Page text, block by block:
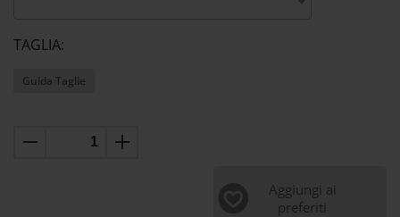
TAGLIA:
Guida Taglie
Aggiungi ai
preferiti